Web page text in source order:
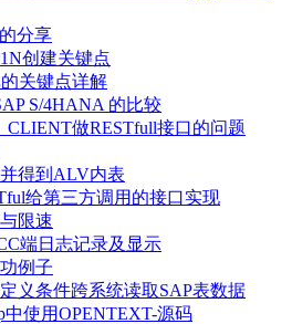
分享
创建关键点
关键点详解
S/4HANA 的比较
做RESTfull接口的问题
得到ALV内表
给第三方调用的接口实现
限速
端日志记录及显示
例子
义条件跨系统读取SAP表数据
中使用OPENTEXT-源码